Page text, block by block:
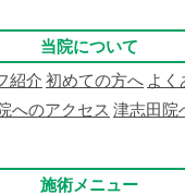
当院について
紹介 初めての方へ よく
へのアクセス 津志田院
施術メニュー